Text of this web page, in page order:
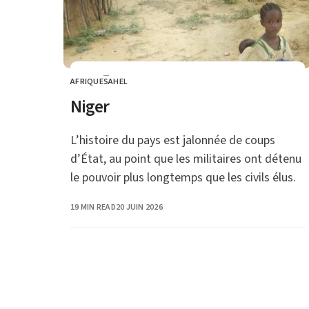
CATEGORY
AFRIQUESAHEL
Niger
L’histoire du pays est jalonnée de coups
d’État, au point que les militaires ont détenu
le pouvoir plus longtemps que les civils élus.
19 MIN READPUBLISHED
20 JUIN 2026